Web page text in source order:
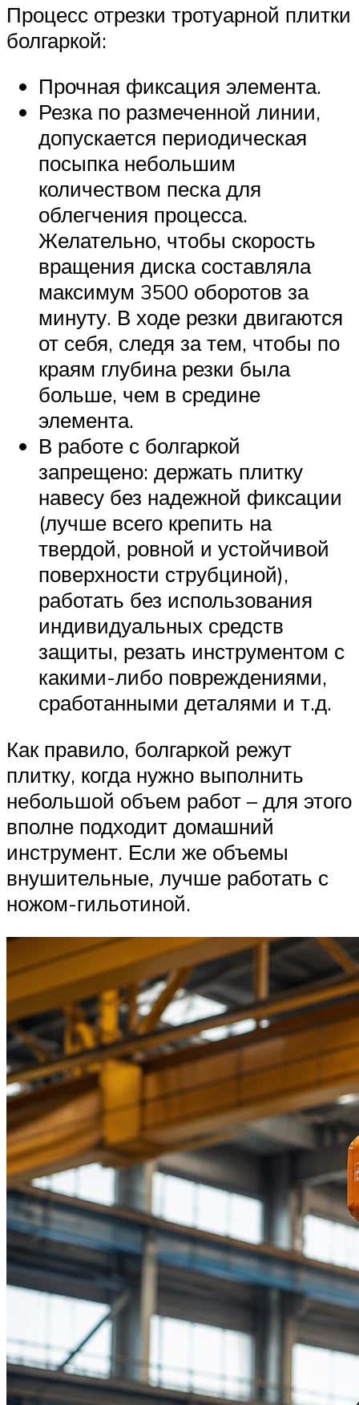
Процесс отрезки тротуарной плитки
болгаркой:
Прочная фиксация элемента.
Резка по размеченной линии,
допускается периодическая
посыпка небольшим
количеством песка для
облегчения процесса.
Желательно, чтобы скорость
вращения диска составляла
максимум 3500 оборотов за
минуту. В ходе резки двигаются
от себя, следя за тем, чтобы по
краям глубина резки была
больше, чем в средине
элемента.
В работе с болгаркой
запрещено: держать плитку
навесу без надежной фиксации
(лучше всего крепить на
твердой, ровной и устойчивой
поверхности струбциной),
работать без использования
индивидуальных средств
защиты, резать инструментом с
какими-либо повреждениями,
сработанными деталями и т.д.
Как правило, болгаркой режут
плитку, когда нужно выполнить
небольшой объем работ – для этого
вполне подходит домашний
инструмент. Если же объемы
внушительные, лучше работать с
ножом-гильотиной.